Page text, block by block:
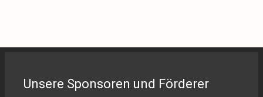
Unsere Sponsoren und Förderer